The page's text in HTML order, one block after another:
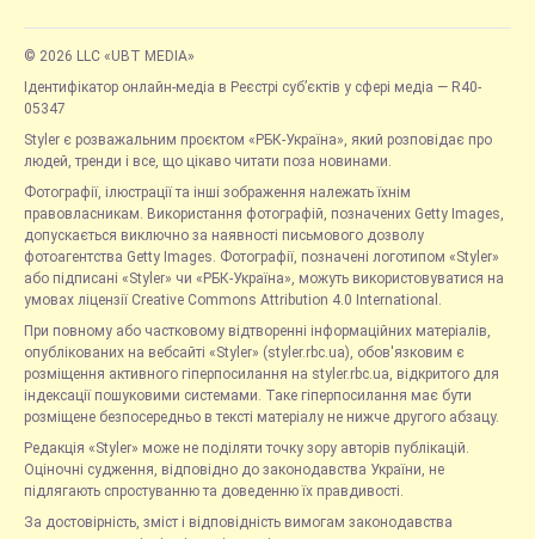
© 2026 LLC «UBT MEDIA»
Ідентифікатор онлайн-медіа в Реєстрі суб’єктів у сфері медіа — R40-
05347
Styler є розважальним проєктом «РБК-Україна», який розповідає про
людей, тренди і все, що цікаво читати поза новинами.
Фотографії, ілюстрації та інші зображення належать їхнім
правовласникам. Використання фотографій, позначених Getty Images,
допускається виключно за наявності письмового дозволу
фотоагентства Getty Images. Фотографії, позначені логотипом «Styler»
або підписані «Styler» чи «РБК-Україна», можуть використовуватися на
умовах ліцензії Creative Commons Attribution 4.0 International.
При повному або частковому відтворенні інформаційних матеріалів,
опублікованих на вебсайті «Styler» (styler.rbc.ua), обов'язковим є
розміщення активного гіперпосилання на styler.rbc.ua, відкритого для
індексації пошуковими системами. Таке гіперпосилання має бути
розміщене безпосередньо в тексті матеріалу не нижче другого абзацу.
Редакція «Styler» може не поділяти точку зору авторів публікацій.
Оціночні судження, відповідно до законодавства України, не
підлягають спростуванню та доведенню їх правдивості.
За достовірність, зміст і відповідність вимогам законодавства